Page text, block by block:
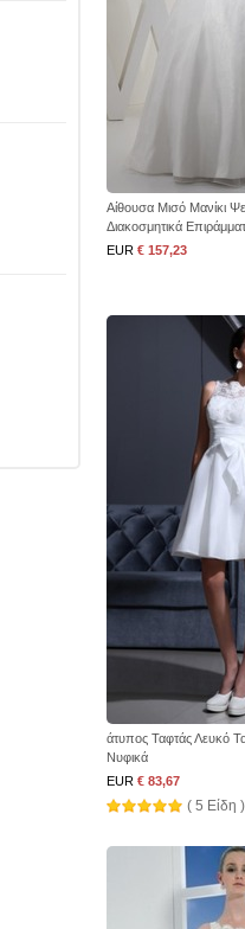
Αίθουσα Μισό Μανίκι
Διακοσμητικά
EUR € 157,23
άτυπος Ταφτάς Λευκό
Νυφικά
EUR € 83,67
( 5 Είδη )